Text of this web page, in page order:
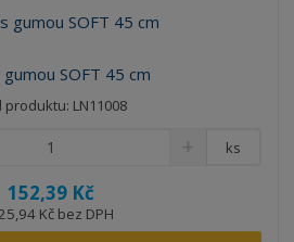
SOFT 45 cm
produktu: LN11008
152,39 Kč
Kč bez DPH
ks